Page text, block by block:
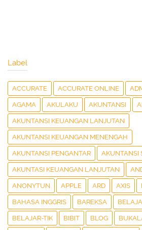
Label
ACCURATE ACCURATE ONLINE
AGAMA AKULAKU AKUNTANSI
AKUNTANSI KEUANGAN LANJUTAN
AKUNTANSI KEUANGAN MENENGAH
AKUNTANSI PENGANTAR AKUNTANSI
AKUNTASI KEUANGAN LANJUTAN
ANONYTUN APPLE ARD AXIS
BAHASA INGGRIS BAREKSA
BELAJAR-TIK BIBIT BLOG